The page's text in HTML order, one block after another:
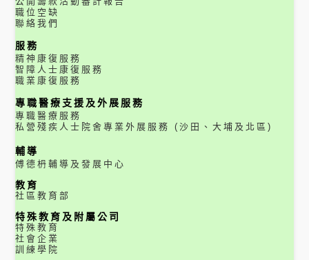
職位空缺
聯絡我們
服務
精神康復服務
智障人士康復服務
職業康復服務
專職醫療支援及外展服務
專職醫療服務
私營殘疾人士院舍專業外展服務 (沙田、大埔及北區)
輔導
傅德枬輔導及發展中心
教育
社區教育部
特殊教育及附屬公司
特殊教育
社會企業
訓練學院